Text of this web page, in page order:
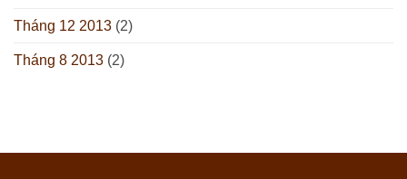
Tháng 12 2013 (2)
Tháng 8 2013 (2)